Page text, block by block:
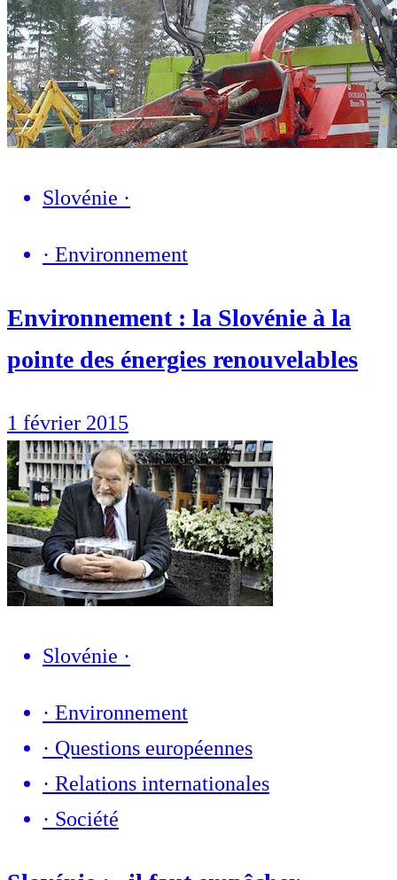
Slovénie ·
· Environnement
Environnement : la Slovénie à la
pointe des énergies renouvelables
1 février 2015
Slovénie ·
· Environnement
· Questions européennes
· Relations internationales
· Société